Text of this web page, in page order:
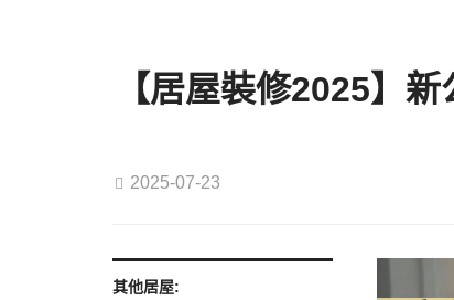
【居屋裝修2025】
2025-07-23
其他居屋: